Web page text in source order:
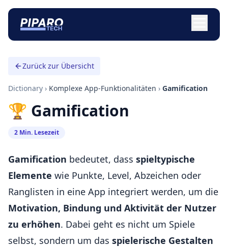
Zurück zur Übersicht
Dictionary › Komplexe App-Funktionalitäten › Gamification
🏆 Gamification
2 Min. Lesezeit
Gamification bedeutet, dass spieltypische
Elemente wie Punkte, Level, Abzeichen oder
Ranglisten in eine App integriert werden, um die
Motivation, Bindung und Aktivität der Nutzer
zu erhöhen. Dabei geht es nicht um Spiele
selbst, sondern um das spielerische Gestalten